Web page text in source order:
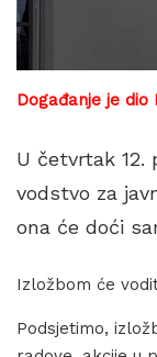
Događanje je
U četvrtak 12.
vodstvo za
ona će doći
Izložbom će
Podsjetimo,